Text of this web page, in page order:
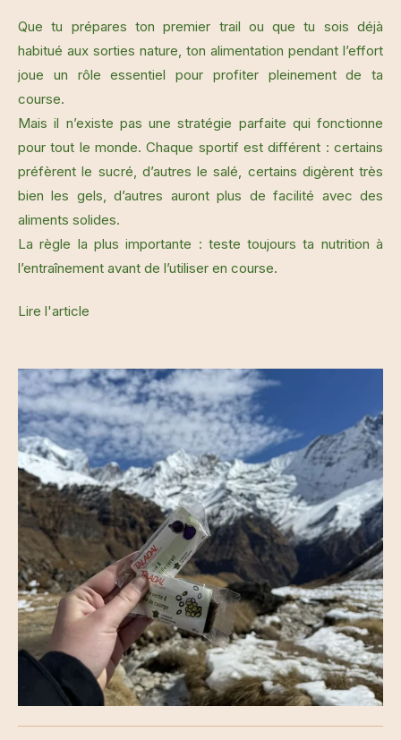
Que tu prépares ton premier trail ou que tu sois déjà
habitué aux sorties nature, ton alimentation pendant l’effort
joue un rôle essentiel pour profiter pleinement de ta
course.
Mais il n’existe pas une stratégie parfaite qui fonctionne
pour tout le monde. Chaque sportif est différent : certains
préfèrent le sucré, d’autres le salé, certains digèrent très
bien les gels, d’autres auront plus de facilité avec des
aliments solides.
La règle la plus importante : teste toujours ta nutrition à
l’entraînement avant de l’utiliser en course.
Lire l'article